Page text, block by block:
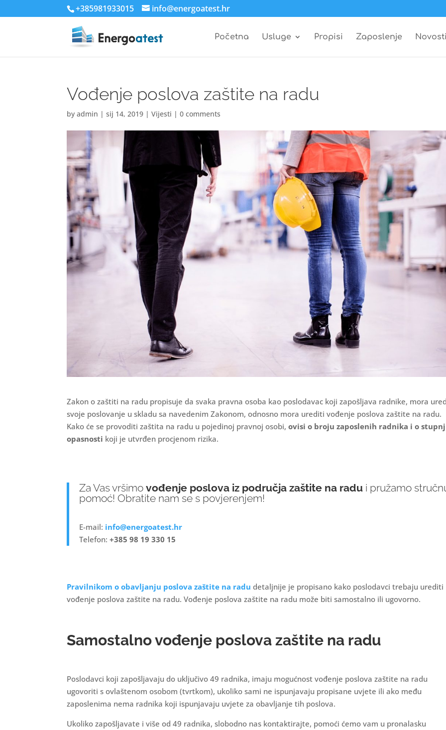
+385981933015 info@energoatest.hr
Početna Usluge Propisi Zaposlenje
Vođenje poslova zaštite na radu
byadmin |sij 14, 2019 |Vijesti |0 comments
Zakon o zaštiti na radu propisuje da svaka pravna osoba kao poslodavac koji zapošljava radnike, mora
svoje poslovanje u skladu sa navedenim Zakonom, odnosno mora urediti vođenje poslova zaštite na radu.
Kako će se provoditi zaštita na radu u pojedinoj pravnoj osobi,ovisi o broju zaposlenih radnika i o
opasnosti koji je utvrđen procjenom rizika.
Za Vas vršimovođenje poslova iz područja zaštite na radu i pružamo
pomoć! Obratite nam se s povjerenjem!
E-mail: info@energoatest.hr
Telefon: +385 98 19 330 15
Pravilnikom o obavljanju poslova zaštite na radu detaljnije je propisano kako poslodavci trebaju urediti
vođenje poslova zaštite na radu. Vođenje poslova zaštite na radu može biti samostalno ili ugovorno.
Samostalno vođenje poslova zaštite na radu
Poslodavci koji zapošljavaju do uključivo 49 radnika, imaju mogućnost vođenje poslova zaštite na radu
ugovoriti s ovlaštenom osobom (tvrtkom), ukoliko sami ne ispunjavaju propisane uvjete ili ako među
zaposlenima nema radnika koji ispunjavaju uvjete za obavljanje tih poslova.
Ukoliko zapošljavate i više od 49 radnika, slobodno nas kontaktirajte, pomoći ćemo vam u pronalasku